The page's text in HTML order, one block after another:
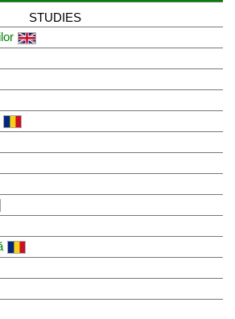
STUDIES